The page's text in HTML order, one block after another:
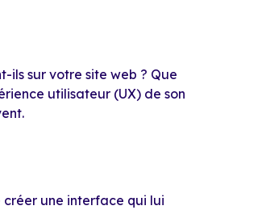
ils sur votre site web ? Que
utilisateur (UX) de son
créer une interface qui lui